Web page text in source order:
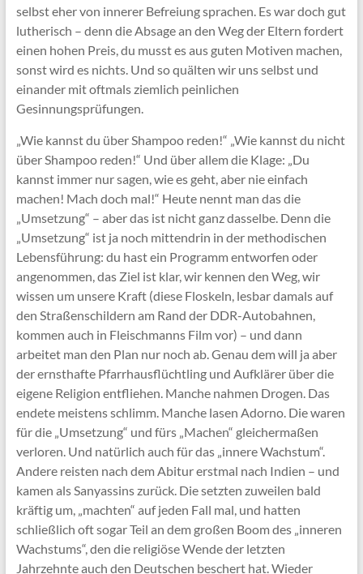
selbst eher von innerer Befreiung sprachen. Es war doch gut
lutherisch – denn die Absage an den Weg der Eltern fordert
einen hohen Preis, du musst es aus guten Motiven machen,
sonst wird es nichts. Und so quälten wir uns selbst und
einander mit oftmals ziemlich peinlichen
Gesinnungsprüfungen.
„Wie kannst du über Shampoo reden!“ „Wie kannst du nicht
über Shampoo reden!“ Und über allem die Klage: „Du
kannst immer nur sagen, wie es geht, aber nie einfach
machen! Mach doch mal!“ Heute nennt man das die
„Umsetzung“ – aber das ist nicht ganz dasselbe. Denn die
„Umsetzung“ ist ja noch mittendrin in der methodischen
Lebensführung: du hast ein Programm entworfen oder
angenommen, das Ziel ist klar, wir kennen den Weg, wir
wissen um unsere Kraft (diese Floskeln, lesbar damals auf
den Straßenschildern am Rand der DDR-Autobahnen,
kommen auch in Fleischmanns Film vor) – und dann
arbeitet man den Plan nur noch ab. Genau dem will ja aber
der ernsthafte Pfarrhausflüchtling und Aufklärer über die
eigene Religion entfliehen. Manche nahmen Drogen. Das
endete meistens schlimm. Manche lasen Adorno. Die waren
für die „Umsetzung“ und fürs „Machen“ gleichermaßen
verloren. Und natürlich auch für das „innere Wachstum“.
Andere reisten nach dem Abitur erstmal nach Indien – und
kamen als Sanyassins zurück. Die setzten zuweilen bald
kräftig um, „machten“ auf jeden Fall mal, und hatten
schließlich oft sogar Teil an dem großen Boom des „inneren
Wachstums“, den die religiöse Wende der letzten
Jahrzehnte auch den Deutschen beschert hat. Wieder